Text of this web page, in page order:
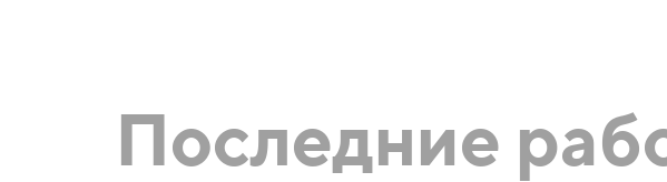
Последние